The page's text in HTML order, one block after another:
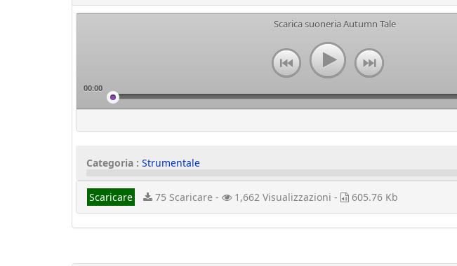
Scarica suoneria Autumn Tale
00:00
Categoria : Strumentale
Scaricare 75 Scaricare - 1,662 Visualizzazioni - 605.76 Kb